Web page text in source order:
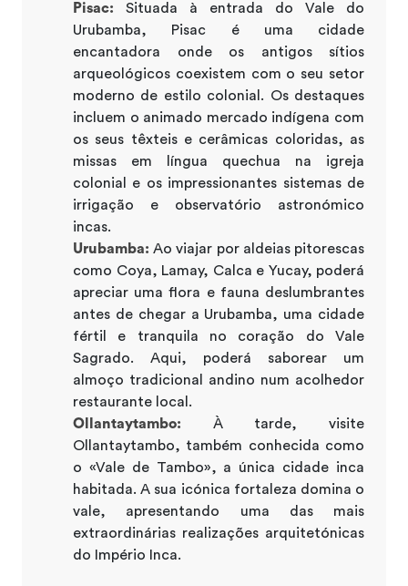
Pisac: Situada à entrada do Vale do
Urubamba, Pisac é uma cidade
encantadora onde os antigos sítios
arqueológicos coexistem com o seu setor
moderno de estilo colonial. Os destaques
incluem o animado mercado indígena com
os seus têxteis e cerâmicas coloridas, as
missas em língua quechua na igreja
colonial e os impressionantes sistemas de
irrigação e observatório astronómico
incas.
Urubamba: Ao viajar por aldeias pitorescas
como Coya, Lamay, Calca e Yucay, poderá
apreciar uma flora e fauna deslumbrantes
antes de chegar a Urubamba, uma cidade
fértil e tranquila no coração do Vale
Sagrado. Aqui, poderá saborear um
almoço tradicional andino num acolhedor
restaurante local.
Ollantaytambo: À tarde, visite
Ollantaytambo, também conhecida como
o «Vale de Tambo», a única cidade inca
habitada. A sua icónica fortaleza domina o
vale, apresentando uma das mais
extraordinárias realizações arquitetónicas
do Império Inca.